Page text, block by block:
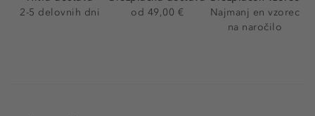
2-5 delovnih dni
od 49,00 €
Najmanj en vzorec
na naročilo